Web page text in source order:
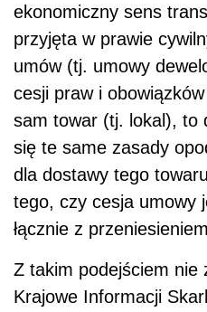
ekonomiczny sens
przyjęta w prawie
umów (tj. umowy
cesji praw i
sam towar (tj. lokal), to
się te same zasady
dla dostawy tego
tego, czy cesja umowy
łącznie z
Z takim podejściem nie
Krajowe Informacji